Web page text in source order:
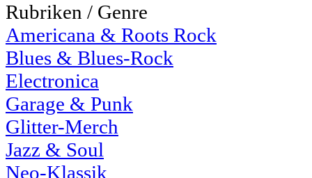
Rubriken / Genre
Americana & Roots Rock
Blues & Blues-Rock
Electronica
Garage & Punk
Glitter-Merch
Jazz & Soul
Neo-Klassik